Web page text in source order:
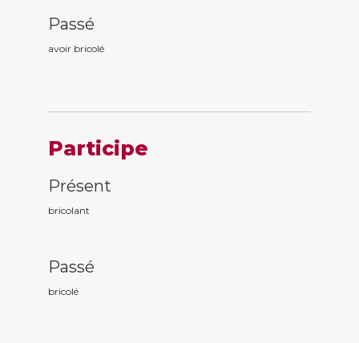
Passé
avoir bricolé
Participe
Présent
bricolant
Passé
bricolé